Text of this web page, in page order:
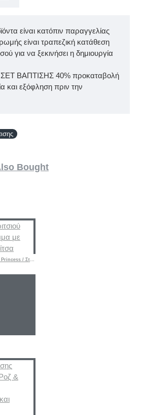
είναι κατόπιν παραγγελίας
είναι τραπεζική κατάθεση
για να ξεκινήσει η δημιουργία
ΣΕΤ ΒΑΠΤΙΣΗΣ 40% προκαταβολή
και εξόφληση πριν την
Bought
Σετ Βάπτισης Κοριτσιού Little Princess / Στέμμα με Ζωγραφισμένη Βαλίτσα